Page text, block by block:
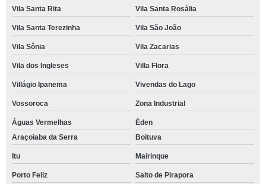
Vila Santa Rita Vila Santa Rosália
Vila Santa Terezinha Vila São João
Vila Sônia Vila Zacarias
Vila dos Ingleses Villa Flora
Villágio Ipanema Vivendas do Lago
Vossoroca Zona Industrial
Águas Vermelhas
Éden
Araçoiaba da Serra
Boituva
Itu Mairinque
Porto Feliz Salto de Pirapora